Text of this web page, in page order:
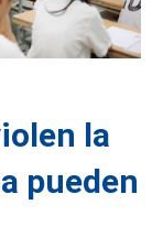
la
pueden